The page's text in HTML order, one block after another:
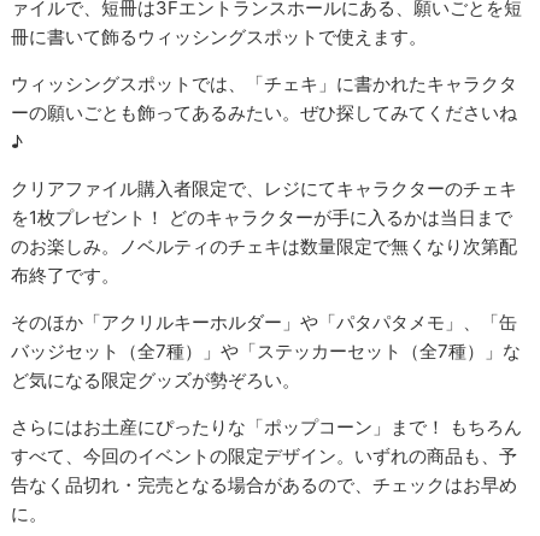
ァイルで、短冊は3Fエントランスホールにある、願いごとを短
冊に書いて飾るウィッシングスポットで使えます。
ウィッシングスポットでは、「チェキ」に書かれたキャラクタ
ーの願いごとも飾ってあるみたい。ぜひ探してみてくださいね
♪
クリアファイル購入者限定で、レジにてキャラクターのチェキ
を1枚プレゼント！ どのキャラクターが手に入るかは当日まで
のお楽しみ。ノベルティのチェキは数量限定で無くなり次第配
布終了です。
そのほか「アクリルキーホルダー」や「パタパタメモ」、「缶
バッジセット（全7種）」や「ステッカーセット（全7種）」な
ど気になる限定グッズが勢ぞろい。
さらにはお土産にぴったりな「ポップコーン」まで！ もちろん
すべて、今回のイベントの限定デザイン。いずれの商品も、予
告なく品切れ・完売となる場合があるので、チェックはお早め
に。